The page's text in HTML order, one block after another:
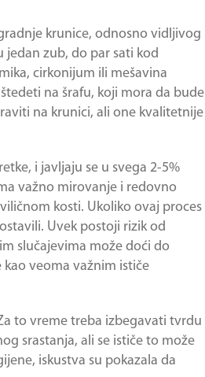
krunice, odnosno vidljivog
jedan zub, do par sati kod
cirkonijum ili mešavina
na šrafu, koji mora da bude
na krunici, ali one kvalitetnije
i javljaju se u svega 2-5%
važno mirovanje i redovno
kosti. Ukoliko ovaj proces
Uvek postoji rizik od
slučajevima može doći do
veoma važnim ističe
to vreme treba izbegavati tvrdu
srastanja, ali se ističe to može
iskustva su pokazala da